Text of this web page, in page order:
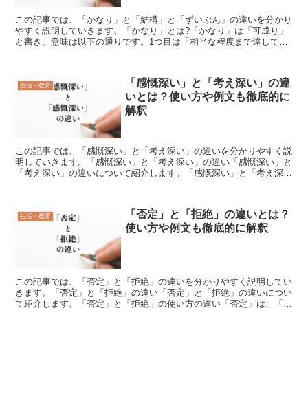
この記事では、「かなり」と「結構」と「ずいぶん」の違いを分かり
やすく説明していきます。「かなり」とは?「かなり」は「可成り」
と書き、意味は以下の通りです。1つ目は「相当な程度まで達してい
生活・教育
「感慨深い」と「考え深い」の違
いとは？使い方や例文も徹底的に
解釈
この記事では、「感慨深い」と「考え深い」の違いを分かりやすく説
明していきます。「感慨深い」と「考え深い」の違い「感慨深い」と
「考え深い」の違いについて紹介します。「感慨深い」と「考え深
生活・教育
「否定」と「拒絶」の違いとは？
使い方や例文も徹底的に解釈
この記事では、「否定」と「拒絶」の違いを分かりやすく説明してい
きます。「否定」と「拒絶」の違い「否定」と「拒絶」の違いについ
て紹介します。「否定」と「拒絶」の使い方の違い「否定」は、「人